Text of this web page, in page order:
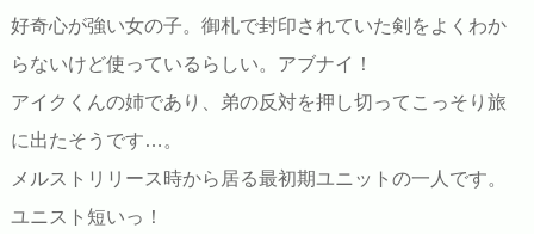
好奇心が強い女の子。御札で封印されていた剣をよくわか
らないけど使っているらしい。アブナイ！
アイクくんの姉であり、弟の反対を押し切ってこっそり旅
に出たそうです…。
メルストリリース時から居る最初期ユニットの一人です。
ユニスト短いっ！